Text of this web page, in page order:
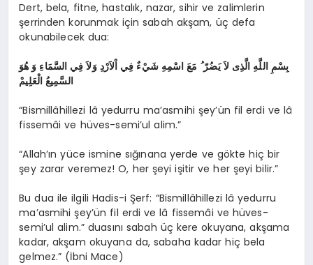
Dert, bela, fitne, hastalık, nazar, sihir ve zalimlerin
şerrinden korunmak için sabah akşam, üç defa
okunabilecek dua:
بِسْمِ اللَّهِ الَّذِى لاَ يَضُرّ ُ مَعَ اسْمِهِ شَيْءٌ فِي اْلاَرْدِ وَلاَ فِي السَّمَاءِ وَ هُوَ
السَّمِيعُ الْعَلِيمْ
“Bismillâhillezi lâ yedurru ma’asmihi şey’ün fil erdi ve lâ
fissemâi ve hüves-semi’ul alim.”
“Allah’ın yüce ismine sığınana yerde ve gökte hiç bir
şey zarar veremez! O, her şeyi işitir ve her şeyi bilir.”
Bu dua ile ilgili Hadis-i Şerf: “Bismillâhillezi lâ yedurru
ma’asmihi şey’ün fil erdi ve lâ fissemâi ve hüves-
semi’ul alim.” duasını sabah üç kere okuyana, akşama
kadar, akşam okuyana da, sabaha kadar hiç bela
gelmez.” (İbni Mace)